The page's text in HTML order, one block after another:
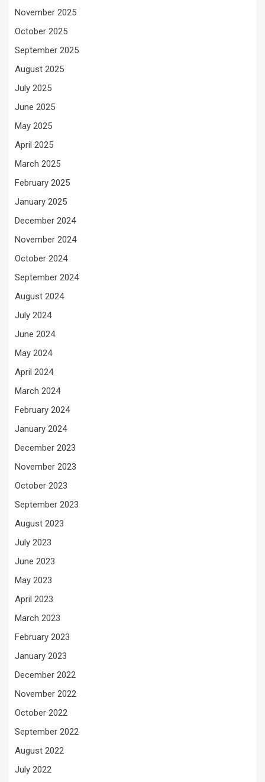
November 2025
October 2025
September 2025
August 2025
July 2025
June 2025
May 2025
April 2025
March 2025
February 2025
January 2025
December 2024
November 2024
October 2024
September 2024
August 2024
July 2024
June 2024
May 2024
April 2024
March 2024
February 2024
January 2024
December 2023
November 2023
October 2023
September 2023
August 2023
July 2023
June 2023
May 2023
April 2023
March 2023
February 2023
January 2023
December 2022
November 2022
October 2022
September 2022
August 2022
July 2022